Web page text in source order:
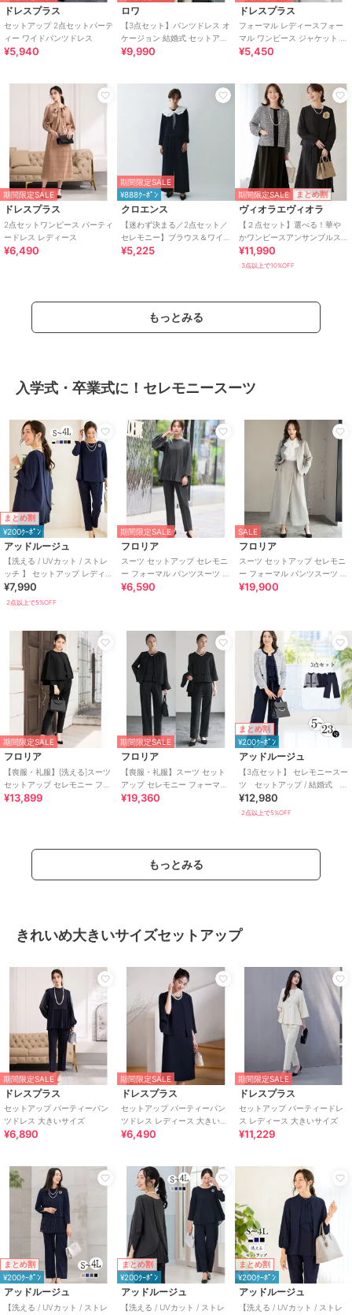
ドレスプラス
セットアップ 2点セットパーテ
ィー ワイドパンツドレス
¥5,940
ロワ
【3点セット】パンツドレス オ
ケージョン 結婚式 セットアッ
プ パーティードレス パンツス
¥9,990
ドレスプラス
フォーマル レディースフォー
マル ワンピース ジャケット 2
点セット セットアップ
¥5,450
期間限定SALE
ドレスプラス
2点セットワンピース パーティ
ードレス レディース
¥6,490
期間限定SALE
¥888ｸｰﾎﾟﾝ
クロエンス
【迷わず決まる／2点セット／
セレモニー】ブラウス＆ワイ
ドパンツセット
¥5,225
期間限定SALE まとめ割
ヴィオラエヴィオラ
【２点セット】選べる！華や
かワンピースアンサンブルス
ーツ
¥11,990
3点以上で10%OFF
もっとみる
入学式・卒業式に！セレモニースーツ
まとめ割
¥200ｸｰﾎﾟﾝ
アッドルージュ
【洗える / UVカット / ストレ
ッチ 】 セットアップ レディー
ス セレモニー 結婚式 S～4L
¥7,990
2点以上で5%OFF
期間限定SALE
フロリア
スーツ セットアップ セレモニ
ー フォーマル パンツスーツ 卒
業式 入学式
¥6,590
SALE
フロリア
スーツ セットアップ セレモニ
ー フォーマル パンツスーツ 卒
業式 入学式
¥19,900
期間限定SALE
フロリア
【喪服・礼服】[洗える]スーツ
セットアップ セレモニー フォ
ーマル パンツスーツ 卒業式 入
¥13,899
期間限定SALE
フロリア
【喪服・礼服】スーツ セット
アップ セレモニー フォーマル
パンツスーツ 卒業式 入学式 3
¥19,360
まとめ割
¥200ｸｰﾎﾟﾝ
アッドルージュ
【3点セット】 セレモニースー
ツ セットアップ / 結婚式 5
号～23号
¥12,980
2点以上で5%OFF
もっとみる
きれいめ大きいサイズセットアップ
期間限定SALE
ドレスプラス
セットアップ パーティーパン
ツドレス 大きいサイズ
¥6,890
期間限定SALE
ドレスプラス
セットアップ パーティーパン
ツドレス レディース 大きいサ
イズ
¥6,490
期間限定SALE
ドレスプラス
セットアップ パーティードレ
ス レディース 大きいサイズ
¥11,229
まとめ割
¥200ｸｰﾎﾟﾝ
アッドルージュ
【洗える / UVカット / ストレ
まとめ割
¥200ｸｰﾎﾟﾝ
アッドルージュ
【洗える / UVカット / ストレ
まとめ割
¥200ｸｰﾎﾟﾝ
アッドルージュ
【洗える / UVカット / ストレ